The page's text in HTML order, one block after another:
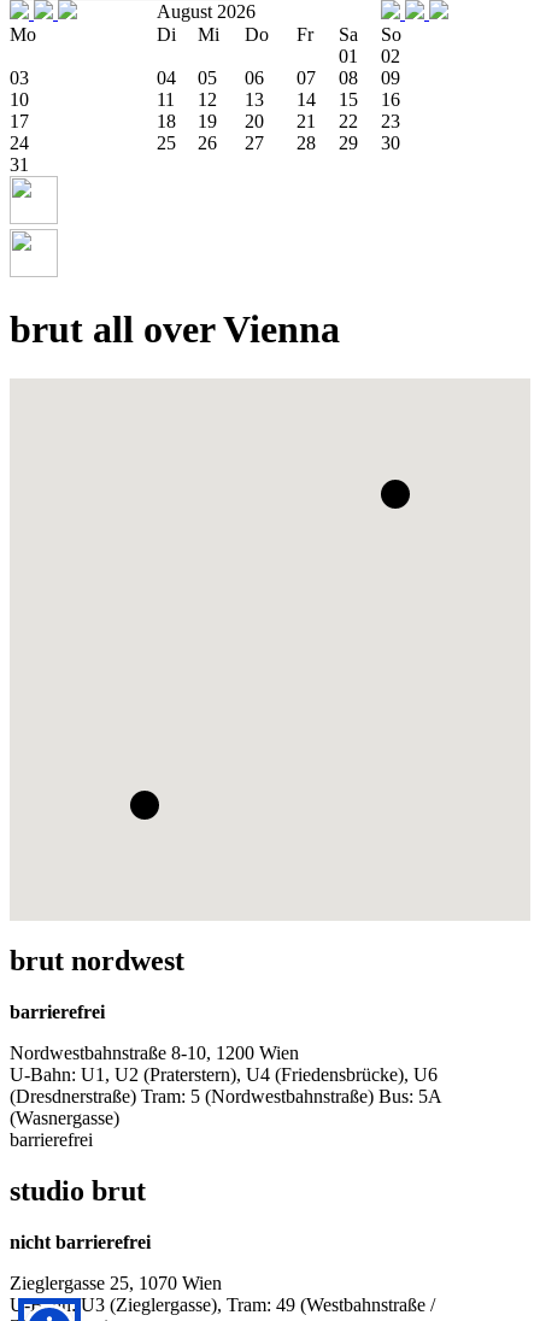
August 2026
Mo
Di Mi Do Fr Sa
So
01
02
03
04 05 06 07 08
09
10
11 12 13 14 15
16
17
18 19 20 21 22
23
24
25 26 27 28 29
30
31
brut all over Vienna
brut nordwest
barrierefrei
Nordwestbahnstraße 8-10, 1200 Wien
U-Bahn: U1, U2 (Praterstern), U4 (Friedensbrücke), U6
(Dresdnerstraße) Tram: 5 (Nordwestbahnstraße) Bus: 5A
(Wasnergasse)
barrierefrei
studio brut
nicht barrierefrei
Zieglergasse 25, 1070 Wien
U-Bahn: U3 (Zieglergasse), Tram: 49 (Westbahnstraße /